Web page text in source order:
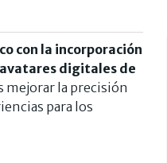
con la incorporación
digitales de
mejorar la precisión
para los